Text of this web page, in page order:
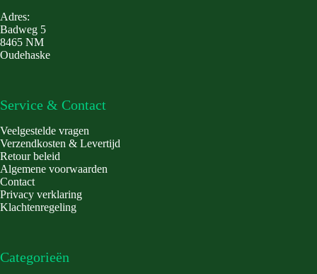
Adres:
Badweg 5
8465 NM
Oudehaske
Service & Contact
Veelgestelde vragen
Verzendkosten & Levertijd
Retour beleid
Algemene voorwaarden
Contact
Privacy verklaring
Klachtenregeling
Categorieën